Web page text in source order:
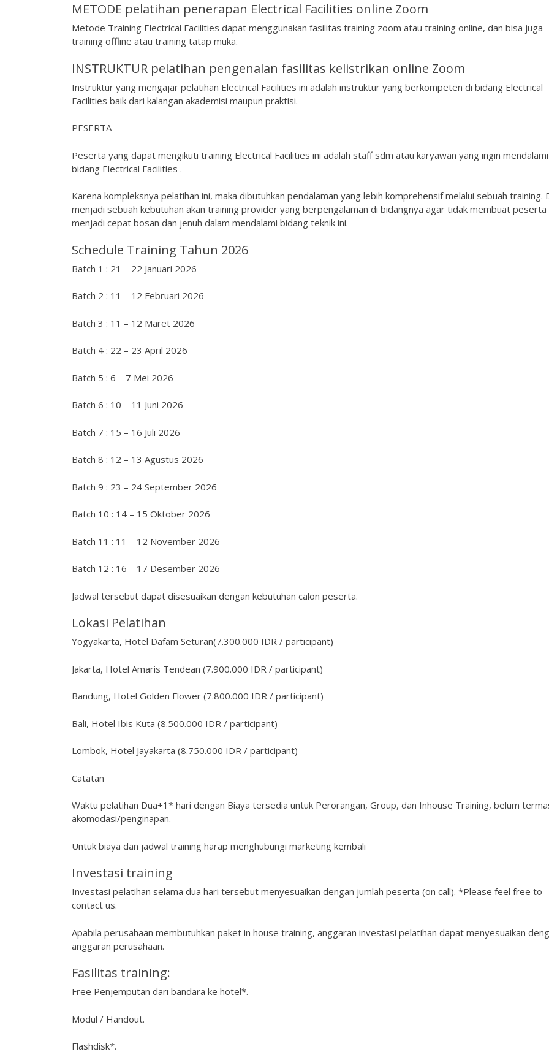
METODE pelatihan penerapan Electrical Facilities online Zoom
Metode Training Electrical Facilities dapat menggunakan fasilitas training zoom atau training online, dan bisa juga
training offline atau training tatap muka.
INSTRUKTUR pelatihan pengenalan fasilitas kelistrikan online Zoom
Instruktur yang mengajar pelatihan Electrical Facilities ini adalah instruktur yang berkompeten di bidang Electrical
Facilities baik dari kalangan akademisi maupun praktisi.
PESERTA
Peserta yang dapat mengikuti training Electrical Facilities ini adalah staff sdm atau karyawan yang ingin mendalami
bidang Electrical Facilities .
Karena kompleksnya pelatihan ini, maka dibutuhkan pendalaman yang lebih komprehensif melalui sebuah training.
menjadi sebuah kebutuhan akan training provider yang berpengalaman di bidangnya agar tidak membuat peserta
menjadi cepat bosan dan jenuh dalam mendalami bidang teknik ini.
Schedule Training Tahun 2026
Batch 1 : 21 – 22 Januari 2026
Batch 2 : 11 – 12 Februari 2026
Batch 3 : 11 – 12 Maret 2026
Batch 4 : 22 – 23 April 2026
Batch 5 : 6 – 7 Mei 2026
Batch 6 : 10 – 11 Juni 2026
Batch 7 : 15 – 16 Juli 2026
Batch 8 : 12 – 13 Agustus 2026
Batch 9 : 23 – 24 September 2026
Batch 10 : 14 – 15 Oktober 2026
Batch 11 : 11 – 12 November 2026
Batch 12 : 16 – 17 Desember 2026
Jadwal tersebut dapat disesuaikan dengan kebutuhan calon peserta.
Lokasi Pelatihan
Yogyakarta, Hotel Dafam Seturan(7.300.000 IDR / participant)
Jakarta, Hotel Amaris Tendean (7.900.000 IDR / participant)
Bandung, Hotel Golden Flower (7.800.000 IDR / participant)
Bali, Hotel Ibis Kuta (8.500.000 IDR / participant)
Lombok, Hotel Jayakarta (8.750.000 IDR / participant)
Catatan
Waktu pelatihan Dua+1* hari dengan Biaya tersedia untuk Perorangan, Group, dan Inhouse Training, belum
akomodasi/penginapan.
Untuk biaya dan jadwal training harap menghubungi marketing kembali
Investasi training
Investasi pelatihan selama dua hari tersebut menyesuaikan dengan jumlah peserta (on call). *Please feel free to
contact us.
Apabila perusahaan membutuhkan paket in house training, anggaran investasi pelatihan dapat menyesuaikan
anggaran perusahaan.
Fasilitas training:
Free Penjemputan dari bandara ke hotel*.
Modul / Handout.
Flashdisk*.